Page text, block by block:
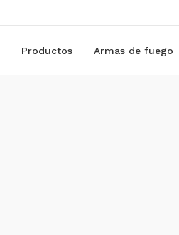
Productos Armas de fuego